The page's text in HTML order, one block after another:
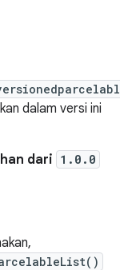
dalam versi ini
dari 1.0.0